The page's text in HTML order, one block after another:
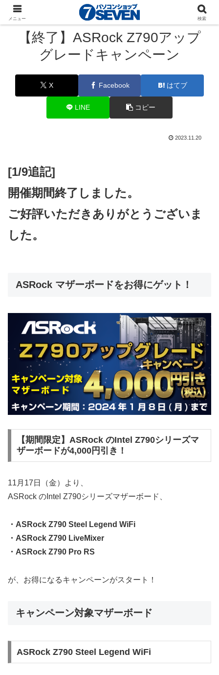
パソコンショップSEVEN ニュース キャンペーン
【終了】ASRock Z790アップ
グレードキャンペーン
X Facebook はてブ
LINE コピー
2023.11.20
[1/9追記]
開催期間終了しました。
ご好評いただきありがとうございま
した。
ASRock マザーボードをお得にゲット！
【期間限定】ASRock のIntel Z790シリーズマ
ザーボードが4,000円引き！
11月17日（金）より、
ASRock のIntel Z790シリーズマザーボード、
・ASRock Z790 Steel Legend WiFi
・ASRock Z790 LiveMixer
・ASRock Z790 Pro RS
が、お得になるキャンペーンがスタート！
キャンペーン対象マザーボード
ASRock Z790 Steel Legend WiFi
メニュー 検索